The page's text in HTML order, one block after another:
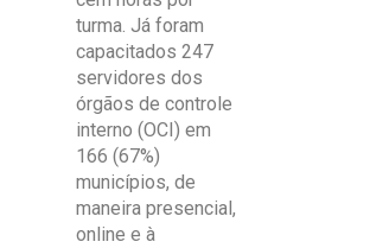
turma. Já foram
capacitados 247
servidores dos
órgãos de controle
interno (OCI) em
166 (67%)
municípios, de
maneira presencial,
online e à